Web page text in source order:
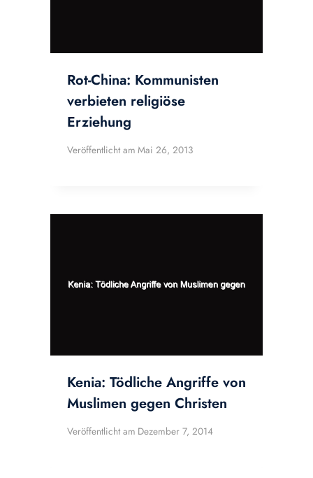
Rot-China: Kommunisten
verbieten religiöse
Erziehung
Veröffentlicht am Mai 26, 2013
Kenia: Tödliche Angriffe von
Muslimen gegen Christen
Veröffentlicht am Dezember 7, 2014